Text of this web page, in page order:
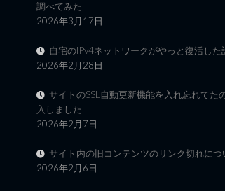
調べてみた
2026年3月17日
自宅のIPv4ネットワークがやっと復活した
2026年2月28日
サイトのSSL自動更新機能を入れ忘れてた
入しました
2026年2月7日
サイト内の旧コンテンツのリンク切れにつ
2026年2月6日